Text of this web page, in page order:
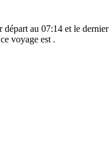
au 07:14 et le dernier
voyage est .